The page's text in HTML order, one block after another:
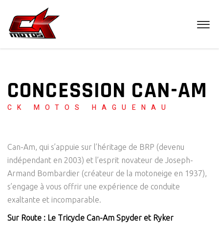
CONCESSION CAN-AM
CK MOTOS HAGUENAU
Can-Am, qui s’appuie sur l’héritage de BRP (devenu
indépendant en 2003) et l’esprit novateur de Joseph-
Armand Bombardier (créateur de la motoneige en 1937),
s’engage à vous offrir une expérience de conduite
exaltante et incomparable.
Sur Route : Le Tricycle Can-Am Spyder et Ryker